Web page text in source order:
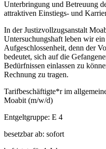
Unterbringung und Betreuung
attraktiven Einstiegs- und
In der Justizvollzugsanstalt
Untersuchungshaft leben wir
Aufgeschlossenheit, denn der
bedeutet, sich auf die
Bedürfnissen einlassen zu
Rechnung zu tragen.
Tarifbeschäftigte*r im
Moabit (m/w/d)
Entgeltgruppe: E 4
besetzbar ab: sofort